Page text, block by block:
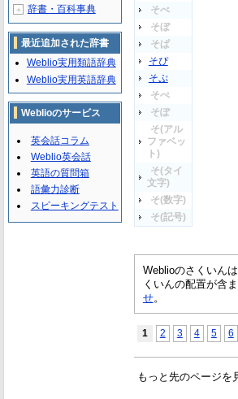
そべ
そぼ
そぱ
そぴ
そぷ
そぺ
そぽ
そ(アル
ファベッ
ト)
そ(タイ
文字)
そ(数字)
そ(記号)
Weblioのさくいん
くいんの配置が含
せ。
1 2 3 4 5 6
もっと先のページを
＋ 辞書・百科事典
最近追加された辞書
Weblio実用類語辞典
Weblio実用英語辞典
Weblioのサービス
英会話コラム
Weblio英会話
英語の質問箱
語彙力診断
スピーキングテスト